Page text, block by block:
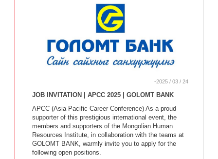
-2025 / 03 / 24
JOB INVITATION | APCC 2025 | GOLOMT BANK
APCC (Asia-Pacific Career Conference) As a proud
supporter of this prestigious international event, the
members and supporters of the Mongolian Human
Resources Institute, in collaboration with the teams at
GOLOMT BANK, warmly invite you to apply for the
following open positions.